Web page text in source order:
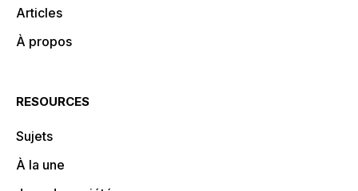
Articles
À propos
RESOURCES
Sujets
À la une